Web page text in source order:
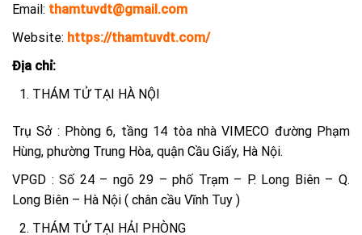
Email: thamtuvdt@gmail.com
Website: https://thamtuvdt.com/
Địa chỉ:
THÁM TỬ TẠI HÀ NỘI
Trụ Sở : Phòng 6, tầng 14 tòa nhà VIMECO đường Phạm
Hùng, phường Trung Hòa, quận Cầu Giấy, Hà Nội.
VPGD : Số 24 – ngõ 29 – phố Trạm – P. Long Biên – Q.
Long Biên – Hà Nội ( chân cầu Vĩnh Tuy )
THÁM TỬ TẠI HẢI PHÒNG